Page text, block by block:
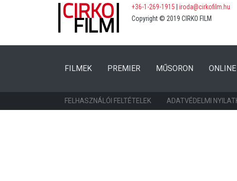
+36-1-269-1915
iroda@cirkofilm.hu
Copyright © 2019 CIRKO FILM
FILMEK(CURRENT)
PREMIER (CURRENT)
MŰSORON
FELHASZNÁLÓI FELTÉTELEK ADATVÉDELMI